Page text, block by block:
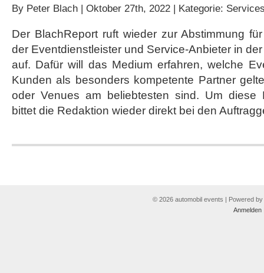
By Peter Blach | Oktober 27th, 2022 | Kategorie:
Der BlachReport ruft wieder zur Abstimmung
der Eventdienstleister und Service-Anbieter in
auf. Dafür will das Medium erfahren, welche
Kunden als besonders kompetente Partner
oder Venues am beliebtesten sind. Um diese
bittet die Redaktion wieder direkt bei den
© 2026 automobil events | Powered by
Anmelden|